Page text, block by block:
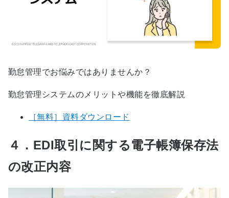
勤怠管理でお悩みではありませんか？
勤怠管理システムのメリットや機能を徹底解説
［無料］資料ダウンロード
４．EDI取引に関する電子帳簿保存法
の改正内容